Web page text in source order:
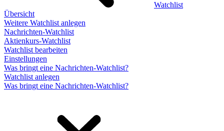
Watchlist
Übersicht
Weitere Watchlist anlegen
Nachrichten-Watchlist
Aktienkurs-Watchlist
Watchlist bearbeiten
Einstellungen
Was bringt eine Nachrichten-Watchlist?
Watchlist anlegen
Was bringt eine Nachrichten-Watchlist?